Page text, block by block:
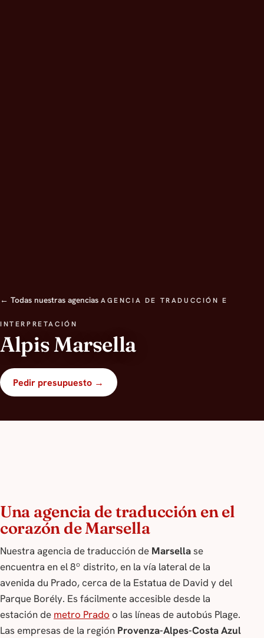
← Todas nuestras agencias AGENCIA DE TRADUCCIÓN E
INTERPRETACIÓN
Alpis Marsella
Pedir presupuesto →
Una agencia de traducción en el
corazón de Marsella
Nuestra agencia de traducción de Marsellase
encuentra en el 8º distrito, en la vía lateral de la
avenida du Prado, cerca de la Estatua de David y del
Parque Borély. Es fácilmente accesible desde la
estación de metro Prado o las líneas de autobús Plage.
Las empresas de la región Provenza-Alpes-Costa Azul